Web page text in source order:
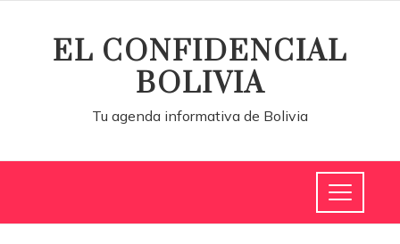
EL CONFIDENCIAL
BOLIVIA
Tu agenda informativa de Bolivia